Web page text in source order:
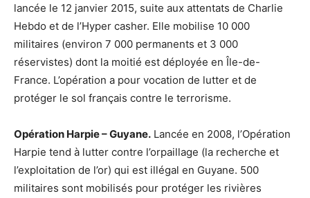
lancée le 12 janvier 2015, suite aux attentats de Charlie
Hebdo et de l’Hyper casher. Elle mobilise 10 000
militaires (environ 7 000 permanents et 3 000
réservistes) dont la moitié est déployée en Île-de-
France. L’opération a pour vocation de lutter et de
protéger le sol français contre le terrorisme.
Opération Harpie – Guyane. Lancée en 2008, l’Opération
Harpie tend à lutter contre l’orpaillage (la recherche et
l’exploitation de l’or) qui est illégal en Guyane. 500
militaires sont mobilisés pour protéger les rivières